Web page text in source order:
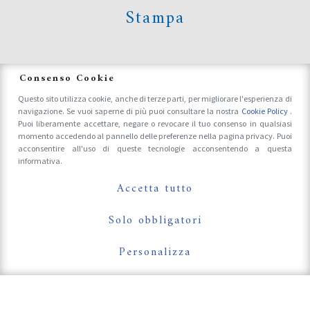
Stampa
Accrediti Stampa e Fotografi
Follow Us On
Consenso Cookie
Questo sito utilizza cookie, anche di terze parti, per migliorare l'esperienza di
navigazione. Se vuoi saperne di più puoi consultare la nostra Cookie Policy .
Puoi liberamente accettare, negare o revocare il tuo consenso in qualsiasi
momento accedendo al pannello delle preferenze nella pagina privacy. Puoi
acconsentire all'uso di queste tecnologie acconsentendo a questa
informativa.
Accetta tutto
Solo obbligatori
Personalizza